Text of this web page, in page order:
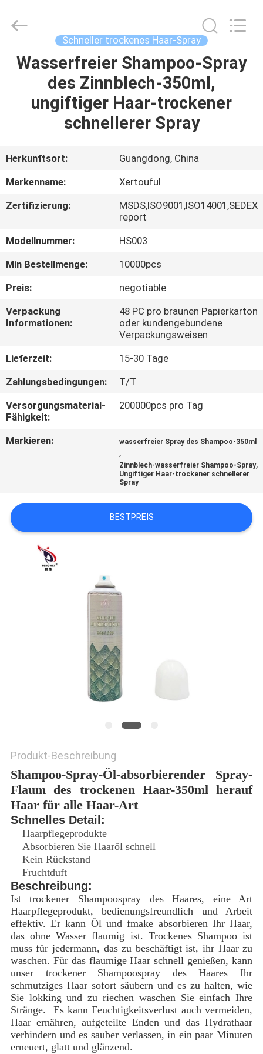
STARTSEITE
PRODUKTE
ÜBER
FABRIK
QUALITÄTSKONTROLLE
KONTAKT
NACHRICHTEN
ALLE
FÄLLE
DATENSCHUTZ-
BESTIMMUNGEN
Chemical
Co.,Limited.
Reserved.
Schneller trockenes Haar-Spray
Wasserfreier Shampoo-Spray
des Zinnblech-350ml,
ungiftiger Haar-trockener
schnellerer Spray
Herkunftsort:
Guangdong, China
Markenname:
Xertouful
Zertifizierung:
MSDS,ISO9001,ISO14001,SEDEX
report
Modellnummer:
HS003
Min Bestellmenge:
10000pcs
Preis:
negotiable
Verpackung
Informationen:
48 PC pro braunen Papierkarton
oder kundengebundene
Verpackungsweisen
Lieferzeit:
15-30 Tage
Zahlungsbedingungen:
T/T
Versorgungsmaterial-
Fähigkeit:
200000pcs pro Tag
Markieren: wasserfreier Spray des Shampoo-350ml
,
Zinnblech-wasserfreier Shampoo-Spray,
Ungiftiger Haar-trockener schnellerer
Spray
BESTPREIS
Produkt-Beschreibung
Shampoo-Spray-Öl-absorbierender Spray-
Flaum des trockenen Haar-350ml herauf
Haar für alle Haar-Art
Schnelles Detail:
Haarpflegeprodukte
Absorbieren Sie Haaröl schnell
Kein Rückstand
Fruchtduft
Beschreibung:
Ist trockener Shampoospray des Haares, eine Art
Haarpflegeprodukt, bedienungsfreundlich und Arbeit
effektiv. Er kann Öl und fmake absorbieren Ihr Haar,
das ohne Wasser flaumig ist. Trockenes Shampoo ist
muss für jedermann, das zu beschäftigt ist, ihr Haar zu
waschen. Für das flaumige Haar schnell genießen, kann
unser trockener Shampoospray des Haares Ihr
schmutziges Haar sofort säubern und es zu halten, wie
Sie lokking und zu riechen waschen Sie einfach Ihre
Stränge. Es kann Feuchtigkeitsverlust auch vermeiden,
Haar ernähren, aufgeteilte Enden und das Hydrathaar
verhindern und es sauber verlassen, in ein paar Minuten
erneuert, glatt und glänzend.